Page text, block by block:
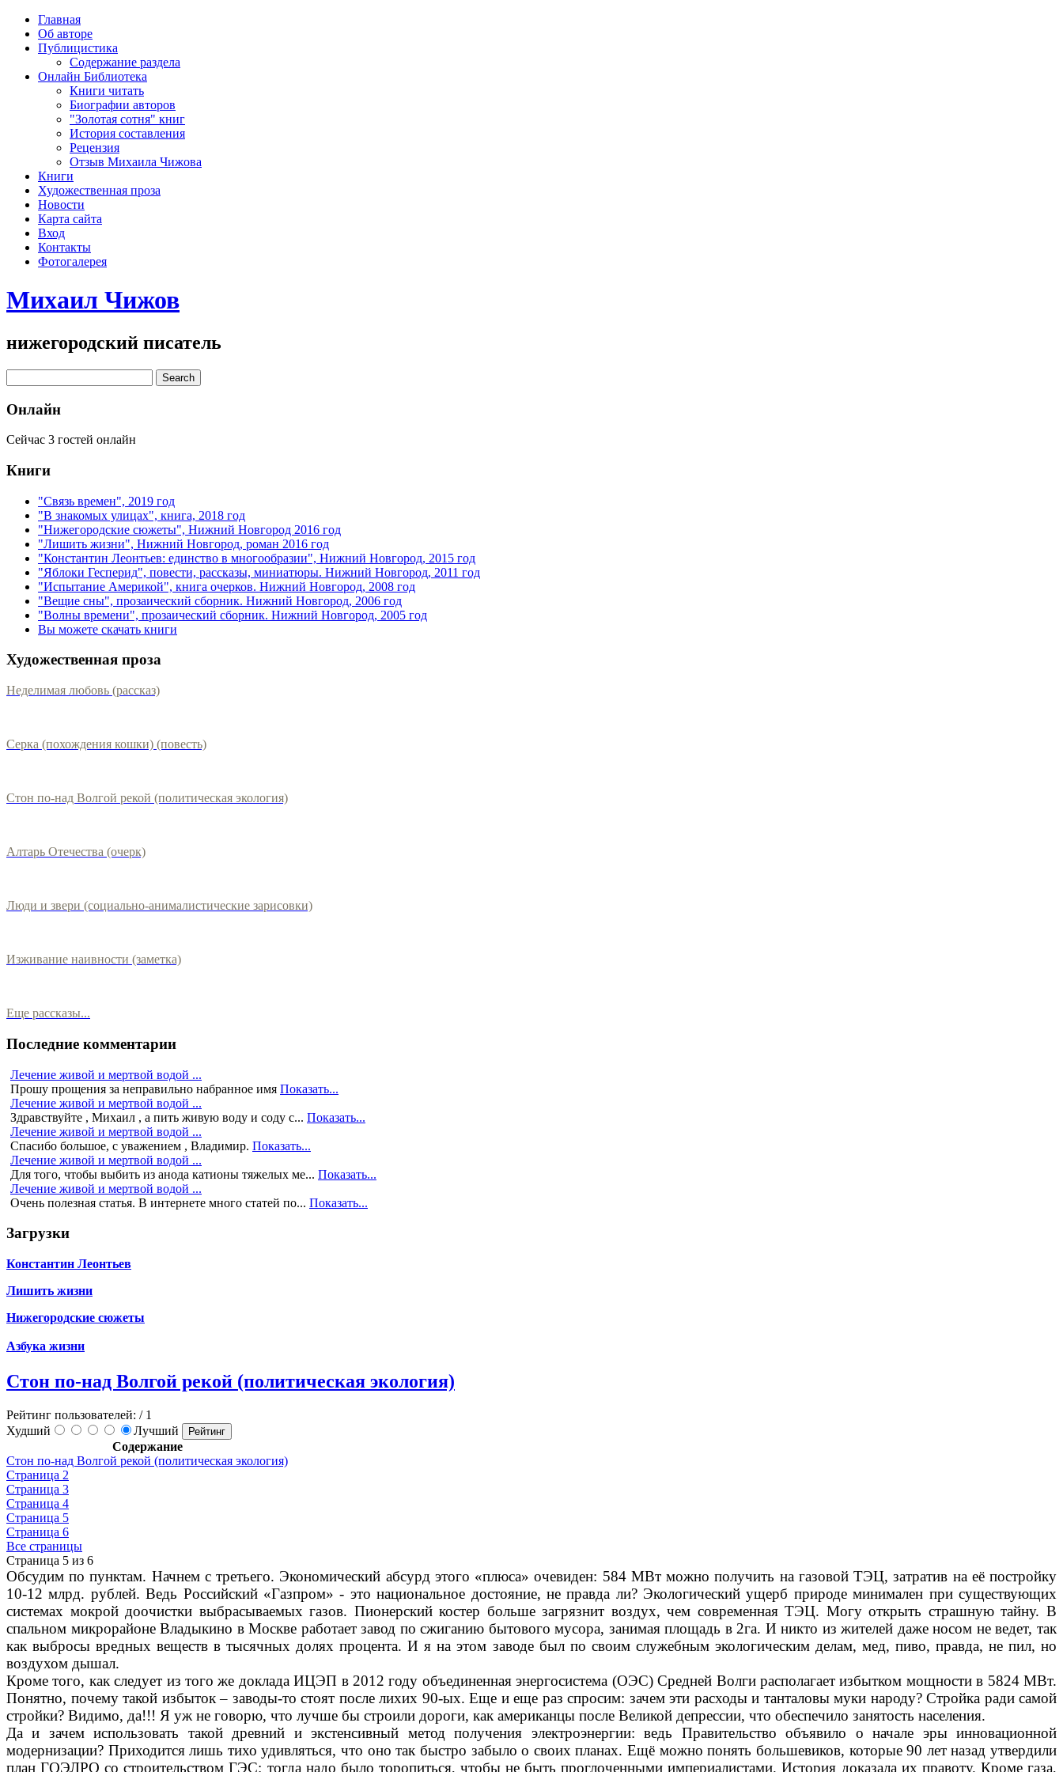
Главная
Об авторе
Публицистика
Содержание раздела
Онлайн Библиотека
Книги читать
Биографии авторов
"Золотая сотня" книг
История составления
Рецензия
Отзыв Михаила Чижова
Книги
Художественная проза
Новости
Карта сайта
Вход
Контакты
Фотогалерея
Михаил Чижов
нижегородский писатель
Онлайн
Сейчас 3 гостей онлайн
Книги
"Связь времен", 2019 год
"В знакомых улицах", книга, 2018 год
"Нижегородские сюжеты", Нижний Новгород 2016 год
"Лишить жизни", Нижний Новгород, роман 2016 год
"Константин Леонтьев: единство в многообразии", Нижний Новгород, 2015 год
"Яблоки Гесперид", повести, рассказы, миниатюры. Нижний Новгород, 2011 год
"Испытание Америкой", книга очерков. Нижний Новгород, 2008 год
"Вещие сны", прозаический сборник. Нижний Новгород, 2006 год
"Волны времени", прозаический сборник. Нижний Новгород, 2005 год
Вы можете скачать книги
Художественная проза
Неделимая любовь (рассказ)
Серка (похождения кошки) (повесть)
Стон по-над Волгой рекой (политическая экология)
Алтарь Отечества (очерк)
Люди и звери (социально-анималистические зарисовки)
Изживание наивности (заметка)
Еще рассказы...
Последние комментарии
Лечение живой и мертвой водой ...
Прошу прощения за неправильно набранное имя Показать...
Лечение живой и мертвой водой ...
Здравствуйте , Михаил , а пить живую воду и соду с... Показать...
Лечение живой и мертвой водой ...
Спасибо большое, с уважением , Владимир. Показать...
Лечение живой и мертвой водой ...
Для того, чтобы выбить из анода катионы тяжелых ме... Показать...
Лечение живой и мертвой водой ...
Очень полезная статья. В интернете много статей по... Показать...
Загрузки
Константин Леонтьев
Лишить жизни
Нижегородские сюжеты
Азбука жизни
Стон по-над Волгой рекой (политическая экология)
Рейтинг пользователей: / 1
Худший
Лучший
Содержание
Стон по-над Волгой рекой (политическая экология)
Страница 2
Страница 3
Страница 4
Страница 5
Страница 6
Все страницы
Страница 5 из 6
Обсудим по пунктам. Начнем с третьего. Экономический абсурд этого «плюса» очевиден: 584 МВт можно получить на газовой ТЭЦ, затратив на её постройку
10-12 млрд. рублей. Ведь Российский «Газпром» - это национальное достояние, не правда ли? Экологический ущерб природе минимален при существующих
системах мокрой доочистки выбрасываемых газов. Пионерский костер больше загрязнит воздух, чем современная ТЭЦ. Могу открыть страшную тайну. В
спальном микрорайоне Владыкино в Москве работает завод по сжиганию бытового мусора, занимая площадь в 2га. И никто из жителей даже носом не ведет, так
как выбросы вредных веществ в тысячных долях процента. И я на этом заводе был по своим служебным экологическим делам, мед, пиво, правда, не пил, но
воздухом дышал.
Кроме того, как следует из того же доклада ИЦЭП в 2012 году объединенная энергосистема (ОЭС) Средней Волги располагает избытком мощности в 5824 МВт.
Понятно, почему такой избыток – заводы-то стоят после лихих 90-ых. Еще и еще раз спросим: зачем эти расходы и танталовы муки народу? Стройка ради самой
стройки? Видимо, да!!! Я уж не говорю, что лучше бы строили дороги, как американцы после Великой депрессии, что обеспечило занятость населения.
Да и зачем использовать такой древний и экстенсивный метод получения электроэнергии: ведь Правительство объявило о начале эры инновационной
модернизации? Приходится лишь тихо удивляться, что оно так быстро забыло о своих планах. Ещё можно понять большевиков, которые 90 лет назад утвердили
план ГОЭЛРО со строительством ГЭС: тогда надо было торопиться, чтобы не быть проглоченными империалистами. История доказала их правоту. Кроме газа,